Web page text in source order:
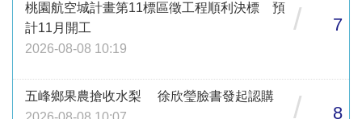
桃園航空城計畫第11標區徵工程順利決標 預
計11月開工
2026-08-08 10:19
/ 7
五峰鄉果農搶收水梨 徐欣瑩臉書發起認購
/ 8